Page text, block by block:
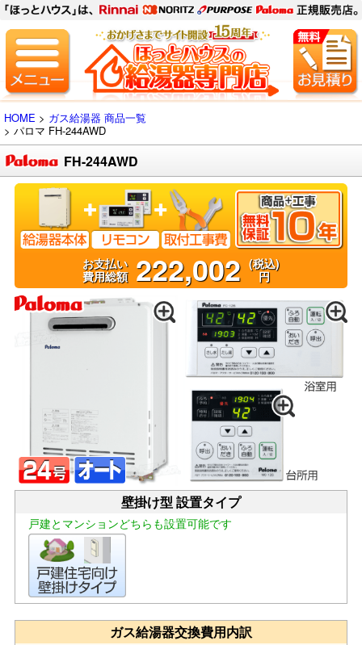
HOME > ガス給湯器 商品一覧
> パロマ FH-244AWD
FH-244AWD
お支払い
費用総額222,002 (税込)
円
壁掛け型 設置タイプ
戸建とマンションどちらも設置可能です
ガス給湯器交換費用内訳